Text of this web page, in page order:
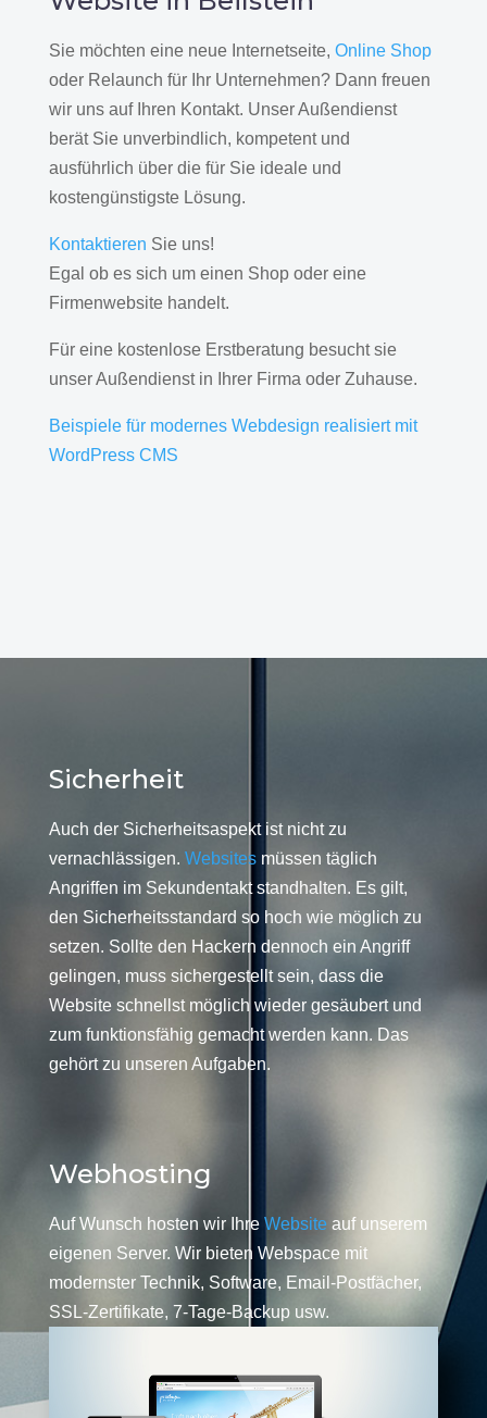
Sie möchten eine neue Internetseite, Online Shop
oder Relaunch für Ihr Unternehmen? Dann freuen
wir uns auf Ihren Kontakt. Unser Außendienst
berät Sie unverbindlich, kompetent und
ausführlich über die für Sie ideale und
kostengünstigste Lösung.
Kontaktieren Sie uns!
Egal ob es sich um einen Shop oder eine
Firmenwebsite handelt.
Für eine kostenlose Erstberatung besucht sie
unser Außendienst in Ihrer Firma oder Zuhause.
Beispiele für modernes Webdesign realisiert mit
WordPress CMS
Sicherheit
Auch der Sicherheitsaspekt ist nicht zu
vernachlässigen. Websitesmüssen täglich
Angriffen im Sekundentakt standhalten. Es gilt,
den Sicherheitsstandard so hoch wie möglich zu
setzen. Sollte den Hackern dennoch ein Angriff
gelingen, muss sichergestellt sein, dass die
Website schnellst möglich wieder gesäubert und
zum funktionsfähig gemacht werden kann. Das
gehört zu unseren Aufgaben.
Webhosting
Auf Wunsch hosten wir Ihre Website auf unserem
eigenen Server. Wir bieten Webspace mit
modernster Technik, Software, Email-Postfächer,
SSL-Zertifikate, 7-Tage-Backup usw.